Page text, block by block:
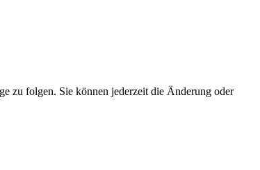
zu folgen. Sie können jederzeit die Änderung oder